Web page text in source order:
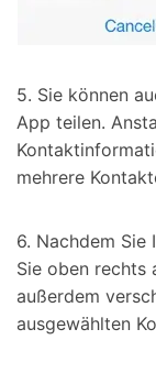
5. Sie können
App teilen.
mehrere
6. Nachdem
Sie oben rechts
außerdem
ausgewählten